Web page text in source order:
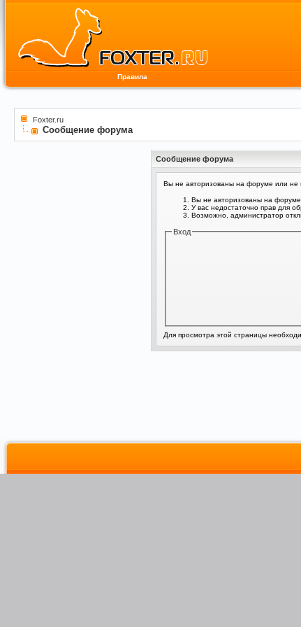
Правила
Foxter.ru
Сообщение форума
Сообщение форума
Вы не авторизованы на форуме или не
Вы не авторизованы на
У вас недостаточно прав для
Возможно, администратор
Вход
Для просмотра этой страницы